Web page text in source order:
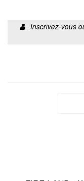
Inscrivez-vous